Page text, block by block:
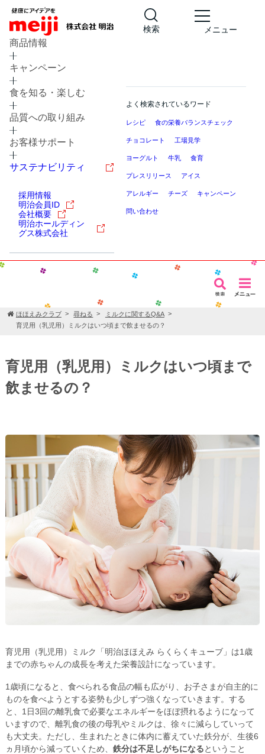
検索 メニュー
商品情報
キャンペーン
食を知る・楽しむ
品質への取り組み
お客様サポート
サステナビリティ
採用情報
明治会員ID
会社概要
明治ホールディン
グス株式会社
よく検索されているワード
レシピ 食の栄養バランスチェック
チョコレート 工場見学
ヨーグルト 牛乳 食育
プレスリリース アイス
アレルギー チーズ キャンペーン
問い合わせ
ほほえみクラブ 尋ねる
ミルクに関するQ&A
育児用（乳児用）ミルクはいつ頃まで飲ませるの？
育児用（乳児用）ミルクはいつ頃まで
飲ませるの？
育児用（乳児用）ミルク「明治ほほえみ らくらくキューブ」は1歳
までの赤ちゃんの成長を考えた栄養設計になっています。
1歳頃になると、食べられる食品の幅も広がり、お子さまが自主的に
ものを食べようとする姿勢も少しずつ強くなっていきます。する
と、1日3回の離乳食で必要なエネルギーをほぼ摂れるようになって
いますので、離乳食の後の母乳やミルクは、徐々に減らしていって
も大丈夫。ただし、生まれたときに体内に蓄えていた鉄分が、生後6
ヵ月頃から減っていくため、 鉄分は不足しがちになるということ